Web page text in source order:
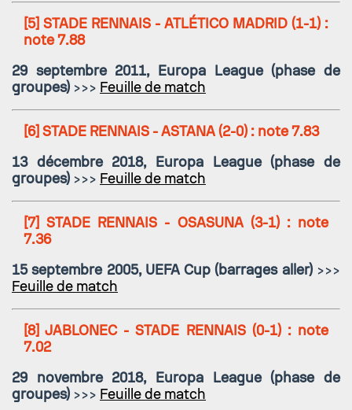
[5] STADE RENNAIS - ATLÉTICO MADRID (1-1) :
note 7.88
29 septembre 2011, Europa League (phase de
groupes) >>> Feuille de match
[6] STADE RENNAIS - ASTANA(2-0) : note 7.83
13 décembre 2018, Europa League (phase de
groupes) >>> Feuille de match
[7]STADE RENNAIS - OSASUNA(3-1) : note
7.36
15 septembre 2005, UEFA Cup (barrages aller)>>>
Feuille de match
[8]JABLONEC - STADE RENNAIS(0-1) : note
7.02
29 novembre 2018, Europa League (phase de
groupes) >>> Feuille de match